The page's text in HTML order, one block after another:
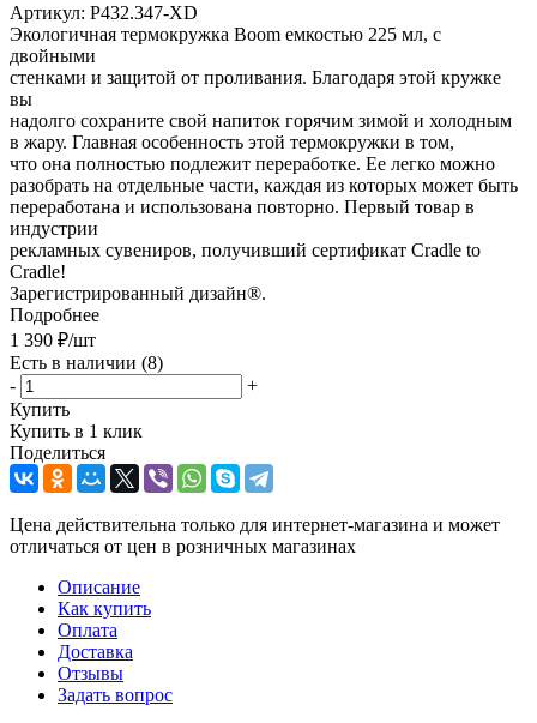
Артикул: P432.347-XD
Экологичная термокружка Boom емкостью 225 мл, с
двойными
стенками и защитой от проливания. Благодаря этой кружке
вы
надолго сохраните свой напиток горячим зимой и холодным
в жару. Главная особенность этой термокружки в том,
что она полностью подлежит переработке. Ее легко можно
разобрать на отдельные части, каждая из которых может быть
переработана и использована повторно. Первый товар в
индустрии
рекламных сувениров, получивший сертификат Cradle to
Cradle!
Зарегистрированный дизайн®.
Подробнее
1 390 ₽/шт
Есть в наличии (8)
-
+
Купить
Купить в 1 клик
Поделиться
Цена действительна только для интернет-магазина и может
отличаться от цен в розничных магазинах
Описание
Как купить
Оплата
Доставка
Отзывы
Задать вопрос